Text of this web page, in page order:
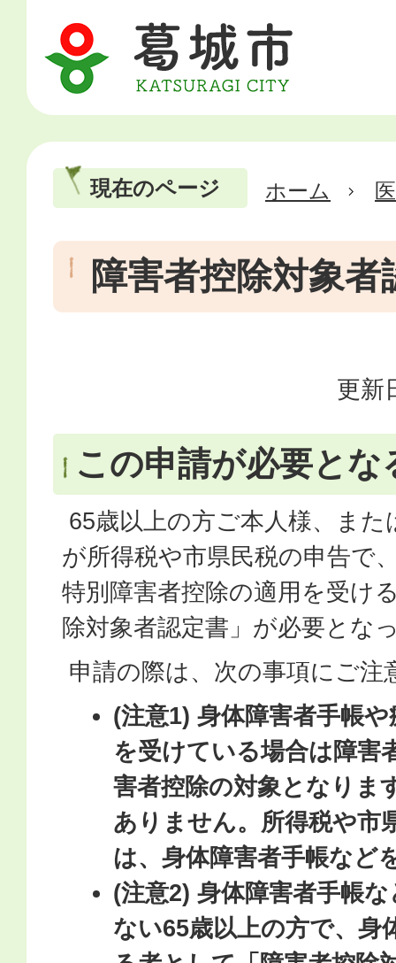
現在のページ ホーム
障害者控除対象者
更新
この申請が必要とな
65歳以上の方ご本人様、ま
が所得税や市県民税の申告で
特別障害者控除の適用を受け
除対象者認定書」が必要とな
申請の際は、次の事項にご注
(注意1) 身体障害者手帳
を受けている場合は障害
害者控除の対象となりま
ありません。所得税や市
は、身体障害者手帳など
(注意2) 身体障害者手帳
ない65歳以上の方で、身